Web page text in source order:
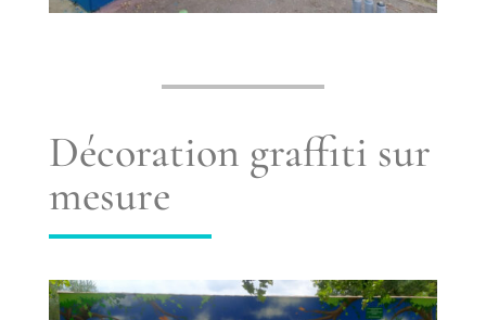
Décoration graffiti sur
mesure